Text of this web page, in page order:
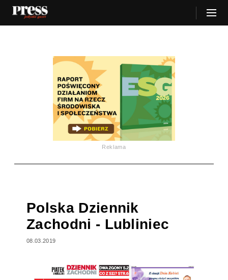
Reklama
Polska Dziennik
Zachodni - Lubliniec
08.03.2019